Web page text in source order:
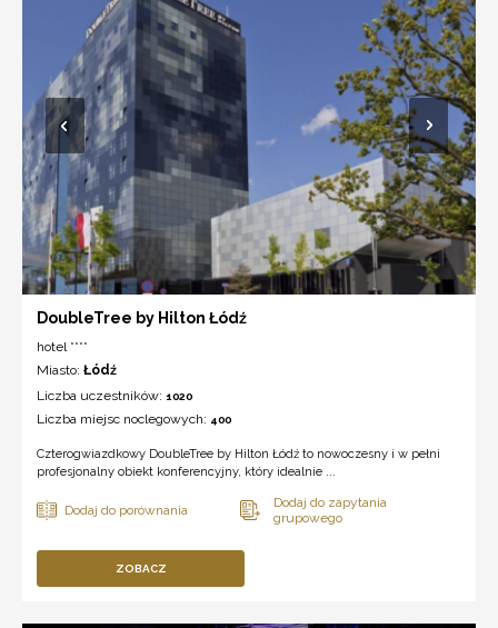
DoubleTree by Hilton Łódź
hotel ****
Miasto: Łódź
Liczba uczestników: 1020
Liczba miejsc noclegowych: 400
Czterogwiazdkowy DoubleTree by Hilton Łódź to nowoczesny i w pełni
profesjonalny obiekt konferencyjny, który idealnie ...
ZOBACZ